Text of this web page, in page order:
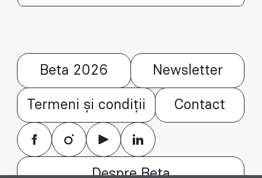
Beta 2026 Newsletter
Termeni și condiții Contact
Despre Beta